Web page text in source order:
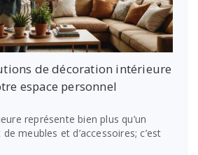
de décoration intérieure
espace personnel
représente bien plus qu’un
meubles et d’accessoires; c’est